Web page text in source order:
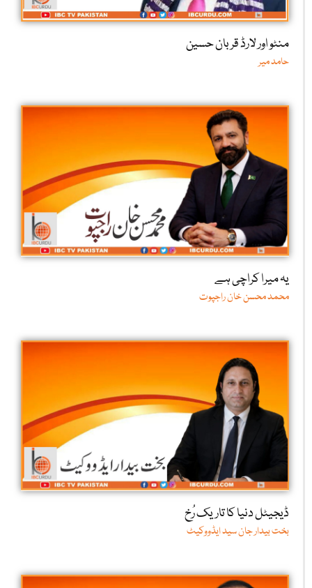
منٹو اور لارڈ قربان حسین
حامد میر
یہ میرا کراچی ہے
محمد محسن خان راجپوت
ڈیجیٹل دنیا کا تاریک رُخ
بخت بیدار جان سید ایڈووکیٹ